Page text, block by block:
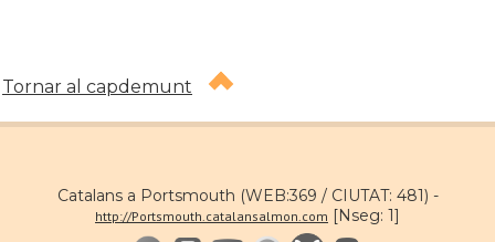
Tornar al capdemunt
Catalans a Portsmouth (WEB:369 / CIUTAT: 481) -
http://Portsmouth.catalansalmon.com [Nseg: 1]